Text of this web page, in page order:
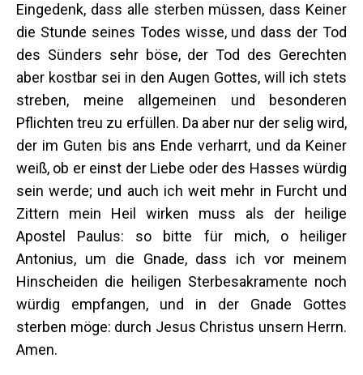
Eingedenk, dass alle sterben müssen, dass Keiner
die Stunde seines Todes wisse, und dass der Tod
des Sünders sehr böse, der Tod des Gerechten
aber kostbar sei in den Augen Gottes, will ich stets
streben, meine allgemeinen und besonderen
Pflichten treu zu erfüllen. Da aber nur der selig wird,
der im Guten bis ans Ende verharrt, und da Keiner
weiß, ob er einst der Liebe oder des Hasses würdig
sein werde; und auch ich weit mehr in Furcht und
Zittern mein Heil wirken muss als der heilige
Apostel Paulus: so bitte für mich, o heiliger
Antonius, um die Gnade, dass ich vor meinem
Hinscheiden die heiligen Sterbesakramente noch
würdig empfangen, und in der Gnade Gottes
sterben möge: durch Jesus Christus unsern Herrn.
Amen.